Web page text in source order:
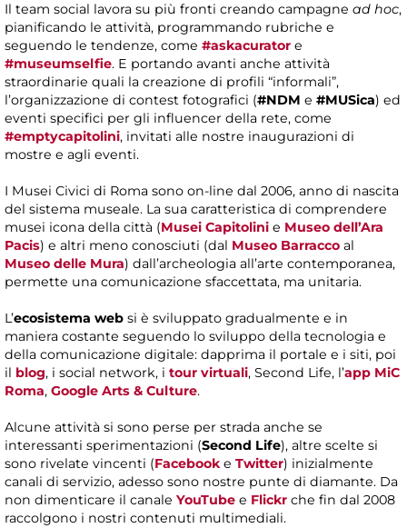
Il team social lavora su più fronti creando campagne ad hoc,
pianificando le attività, programmando rubriche e
seguendo le tendenze, come #askacurator e
#museumselfie. E portando avanti anche attività
straordinarie quali la creazione di profili “informali”,
l’organizzazione di contest fotografici (#NDM e #MUSica) ed
eventi specifici per gli influencer della rete, come
#emptycapitolini, invitati alle nostre inaugurazioni di
mostre e agli eventi.
I Musei Civici di Roma sono on-line dal 2006, anno di nascita
del sistema museale. La sua caratteristica di comprendere
musei icona della città (Musei Capitolini e Museo dell’Ara
Pacis) e altri meno conosciuti (dal Museo Barracco al
Museo delle Mura) dall’archeologia all’arte contemporanea,
permette una comunicazione sfaccettata, ma unitaria.
L’ecosistema web si è sviluppato gradualmente e in
maniera costante seguendo lo sviluppo della tecnologia e
della comunicazione digitale: dapprima il portale e i siti, poi
il blog, i social network, i tour virtuali, Second Life, l’app MiC
Roma, Google Arts & Culture.
Alcune attività si sono perse per strada anche se
interessanti sperimentazioni (Second Life), altre scelte si
sono rivelate vincenti (Facebook e Twitter) inizialmente
canali di servizio, adesso sono nostre punte di diamante. Da
non dimenticare il canale YouTube e Flickr che fin dal 2008
raccolgono i nostri contenuti multimediali.